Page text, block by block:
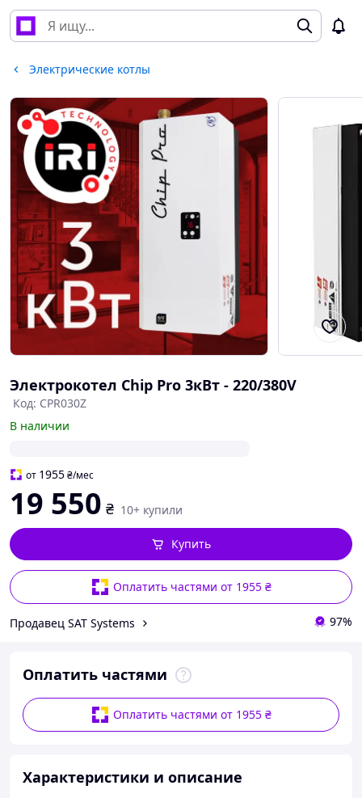
Электрические котлы
Электрокотел Chip Pro 3кВт - 220/380V
Код: CPR030Z
В наличии
от 1955₴/мес
19 550 ₴ 10+ купили
Оплатить частями от 1955 ₴
Купить
Продавец SAT Systems 97%
Оплатить частями
Оплатить частями от 1955 ₴
Характеристики и описание